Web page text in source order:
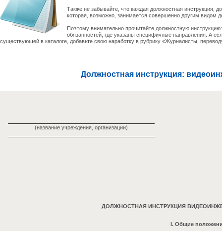
Также не забывайте, что каждая должностная инструкция,
которая, возможно, занимается совершенно другим видом
Поэтому внимательно прочитайте должностную
обязанностей, где указаны специфичные направления. А
существующей в каталоге, добавьте свою наработку в рубрику «Журналисты,
Должностная инструкция:
(название учреждения, организации)
ДОЛЖНОСТНАЯ ИНСТРУКЦИЯ
I. Общие